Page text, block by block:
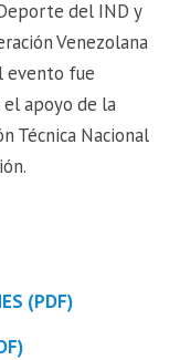
del IND y
Venezolana
evento fue
el apoyo de la
Técnica Nacional
(PDF)